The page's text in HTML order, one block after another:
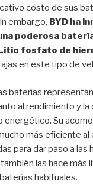
costo de sus
embargo, BYD ha
poderosa
fosfato de
en este tipo de
baterías
al rendimiento y la
energético. Su
más eficiente al
para dar paso a las
las hace más
habituales.